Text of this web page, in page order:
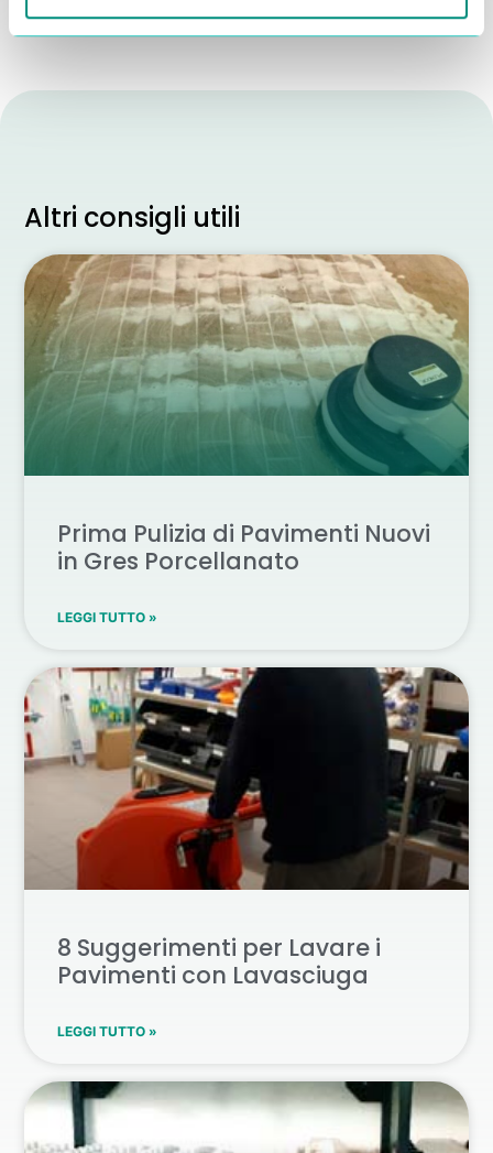
Altri consigli utili
Prima Pulizia di Pavimenti Nuovi
in Gres Porcellanato
LEGGI TUTTO »
8 Suggerimenti per Lavare i
Pavimenti con Lavasciuga
LEGGI TUTTO »